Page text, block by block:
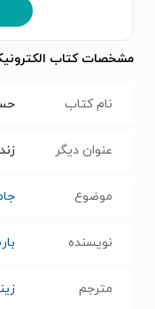
مشخصات کتاب
نام کتاب
عنوان دیگر
موضوع
نویسنده
مترجم